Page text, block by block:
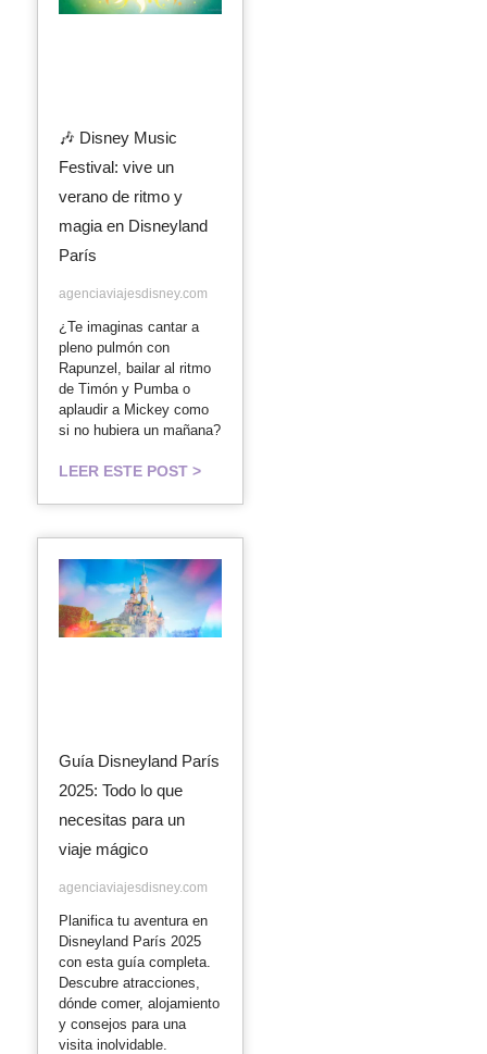
🎶 Disney Music
Festival: vive un
verano de ritmo y
magia en Disneyland
París
agenciaviajesdisney.com
¿Te imaginas cantar a
pleno pulmón con
Rapunzel, bailar al ritmo
de Timón y Pumba o
aplaudir a Mickey como
si no hubiera un mañana?
LEER ESTE POST >
Guía Disneyland París
2025: Todo lo que
necesitas para un
viaje mágico
agenciaviajesdisney.com
Planifica tu aventura en
Disneyland París 2025
con esta guía completa.
Descubre atracciones,
dónde comer, alojamiento
y consejos para una
visita inolvidable.